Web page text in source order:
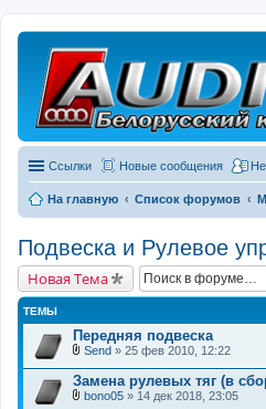
Ссылки Новые сообщения
На главную Список форумов
Подвеска и Рулевое
Новая Тема
ТЕМЫ
Передняя подвеска
л
о
ж
Send » 25 фев 2010, 12:22
Замена рулевых тяг (в
bono05 » 14 дек 2018, 23:05